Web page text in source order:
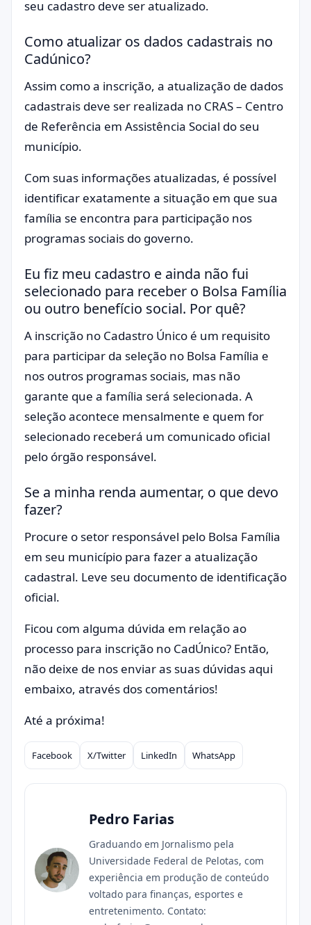
seu cadastro deve ser atualizado.
Como atualizar os dados cadastrais no
Cadúnico?
Assim como a inscrição, a atualização de dados
cadastrais deve ser realizada no CRAS – Centro
de Referência em Assistência Social do seu
município.
Com suas informações atualizadas, é possível
identificar exatamente a situação em que sua
família se encontra para participação nos
programas sociais do governo.
Eu fiz meu cadastro e ainda não fui
selecionado para receber o Bolsa Família
ou outro benefício social. Por quê?
​A inscrição no Cadastro Único é um requisito
para participar da seleção no Bolsa Família e
nos outros programas sociais, mas não
garante que a família será selecionada. A
seleção acontece mensalmente e quem for
selecionado receberá um comunicado oficial
pelo órgão responsável.
Se a minha renda aumentar, o que devo
fazer?
​Procure o setor responsável pelo Bolsa Família
em seu município para fazer a atualização
cadastral. Leve seu documento de identificação
oficial.
Ficou com alguma dúvida em relação ao
processo para inscrição no CadÚnico? Então,
não deixe de nos enviar as suas dúvidas aqui
embaixo, através dos comentários!
Até a próxima!
Compartilhar
Facebook X/Twitter LinkedIn WhatsApp
Pedro Farias
Graduando em Jornalismo pela
Universidade Federal de Pelotas, com
experiência em produção de conteúdo
voltado para finanças, esportes e
entretenimento. Contato: